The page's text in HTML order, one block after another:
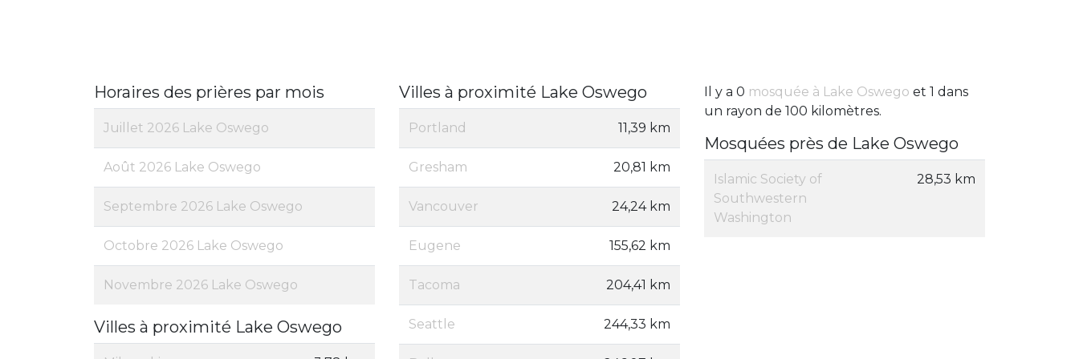
Horaires des prières par mois
Juillet 2026 Lake Oswego
Août 2026 Lake Oswego
Septembre 2026 Lake Oswego
Octobre 2026 Lake Oswego
Novembre 2026 Lake Oswego
Villes à proximité Lake Oswego
Villes à proximité Lake Oswego
Portland 11,39 km
Gresham 20,81 km
Vancouver 24,24 km
Eugene 155,62 km
Tacoma 204,41 km
Seattle 244,33 km
Il y a 0 mosquée à Lake Oswego et 1 dans
un rayon de 100 kilomètres.
Mosquées près de Lake Oswego
Islamic Society of
Southwestern
Washington
28,53 km